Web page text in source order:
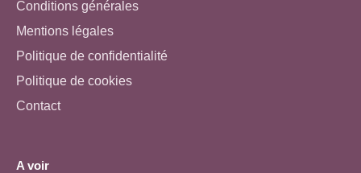
Conditions générales
Mentions légales
Politique de confidentialité
Politique de cookies
Contact
A voir